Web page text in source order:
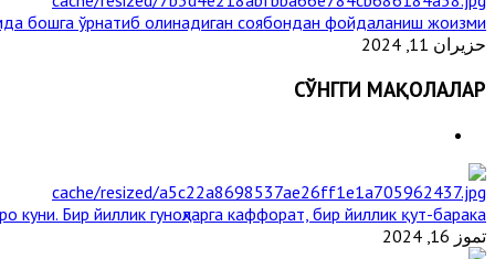
бошга ўрнатиб олинадиган соябондан фойдаланиш жоизми ?
حزيران 11, 2024
СЎНГГИ МАҚОЛАЛАР
куни. Бир йиллик гуноҳларга каффорат, бир йиллик қут-барака
تموز 16, 2024